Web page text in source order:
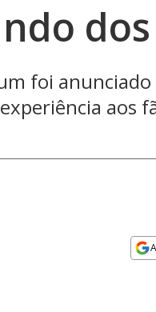
dos
foi
aos